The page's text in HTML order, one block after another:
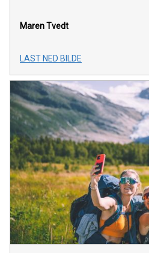
Maren Tvedt
LAST NED BILDE